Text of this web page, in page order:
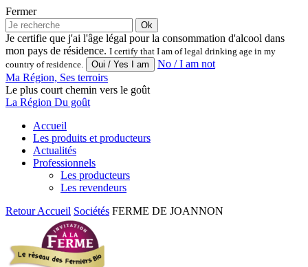
Fermer
Ok
Je certifie que j'ai l'âge légal pour la consommation d'alcool dans
mon pays de résidence. I certify that I am of legal drinking age in my
country of residence.
No / I am not
Ma Région, Ses terroirs
Le plus court chemin vers le goût
La Région Du goût
Accueil
Les produits et producteurs
Actualités
Professionnels
Les producteurs
Les revendeurs
RetourAccueil Sociétés FERME DE JOANNON